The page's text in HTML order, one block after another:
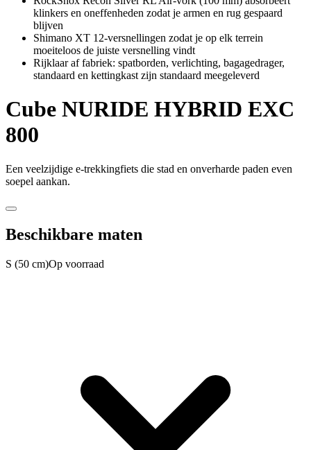
klinkers en oneffenheden zodat je armen en rug gespaard
blijven
Shimano XT 12-versnellingen zodat je op elk terrein
moeiteloos de juiste versnelling vindt
Rijklaar af fabriek: spatborden, verlichting, bagagedrager,
standaard en kettingkast zijn standaard meegeleverd
Cube NURIDE HYBRID EXC
800
Een veelzijdige e-trekkingfiets die stad en onverharde paden even
soepel aankan.
Beschikbare maten
S (50 cm)Op voorraad